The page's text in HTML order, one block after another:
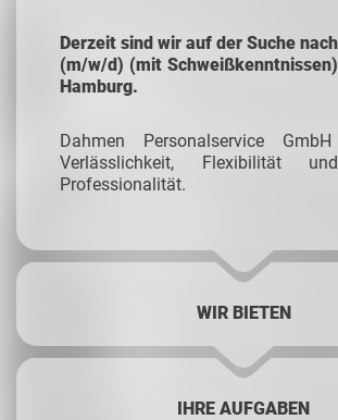
Derzeit sind wir auf der Suche
(m/w/d) (mit
Hamburg.
Dahmen Personalservice
Verlässlichkeit, Flexibilität
Professionalität.
WIR BIETEN
IHRE AUFGABEN